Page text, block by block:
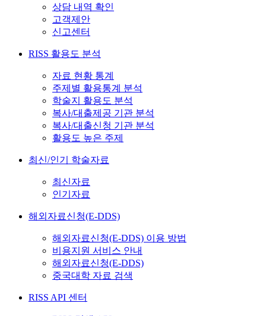
상담 내역 확인
고객제안
신고센터
RISS 활용도 분석
자료 현황 통계
주제별 활용통계 분석
학술지 활용도 분석
복사/대출제공 기관 분석
복사/대출신청 기관 분석
활용도 높은 주제
최신/인기 학술자료
최신자료
인기자료
해외자료신청(E-DDS)
해외자료신청(E-DDS) 이용 방법
비용지원 서비스 안내
해외자료신청(E-DDS)
중국대학 자료 검색
RISS API 센터